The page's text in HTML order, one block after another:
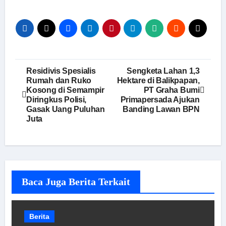
Navigasi
pos
Residivis Spesialis
Rumah dan Ruko
Kosong di Semampir
Diringkus Polisi,
Gasak Uang Puluhan
Juta
Sengketa Lahan 1,3
Hektare di Balikpapan,
PT Graha Bumi
Primapersada Ajukan
Banding Lawan BPN
Baca Juga Berita Terkait
Berita